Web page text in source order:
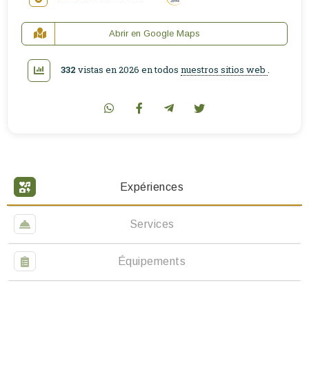
Expériences
Services
Équipements
Abrir en Google Maps
332 vistas en 2026 en todos nuestros sitios web